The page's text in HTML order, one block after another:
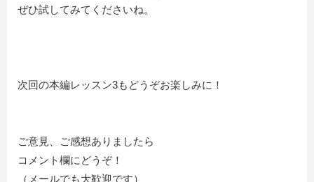
ぜひ試してみてくださいね。
次回の本編レッスン3もどうぞお楽しみに！
ご意見、ご感想ありましたら
コメント欄にどうぞ！
（メールでも大歓迎です）